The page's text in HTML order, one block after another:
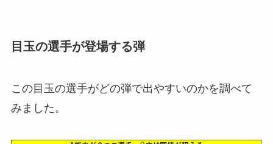
目玉の選手が登場する弾
この目玉の選手がどの弾で出やすいのかを調べて
みました。